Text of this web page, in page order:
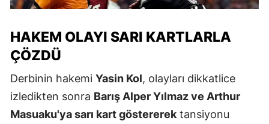
HAKEM OLAYI SARI KARTLARLA
ÇÖZDÜ
Derbinin hakemi Yasin Kol, olayları dikkatlice
izledikten sonra Barış Alper Yılmaz ve Arthur
Masuaku'ya sarı kart göstererek tansiyonu